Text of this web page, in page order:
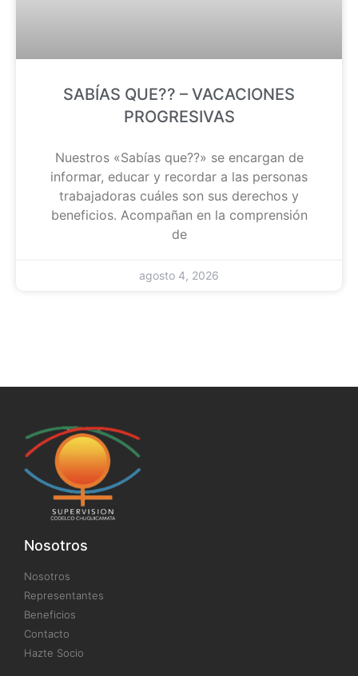
SABÍAS QUE?? – VACACIONES
PROGRESIVAS
Nuestros «Sabías que??» se encargan de
informar, educar y recordar a las personas
trabajadoras cuáles son sus derechos y
beneficios. Acompañan en la comprensión
de
agosto 4, 2026
Nosotros
Nosotros
Representantes
Beneficios
Contacto
Hazte Socio